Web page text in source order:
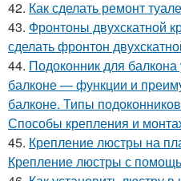
42. Как сделать ремонт
43. Фронтоны двухскатной
сделать фронтон
44. Подоконник для
балконе — функции и
балконе. Типы
Способы крепления и
45. Крепление люстры на
Крепление люстры с